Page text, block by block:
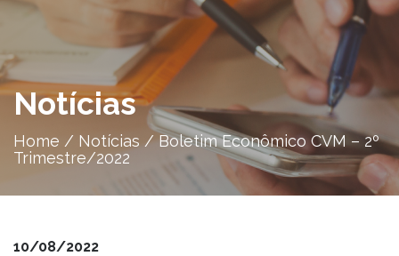
Notícias
Home / Notícias /Boletim Econômico CVM – 2º
Trimestre/2022
10/08/2022